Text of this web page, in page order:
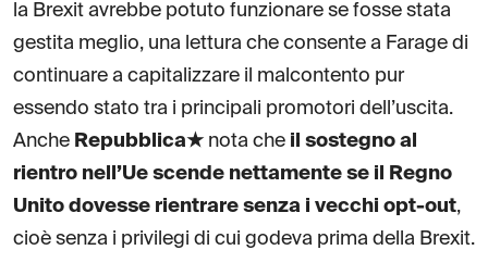
la Brexit avrebbe potuto funzionare se fosse stata
gestita meglio, una lettura che consente a Farage di
continuare a capitalizzare il malcontento pur
essendo stato tra i principali promotori dell’uscita.
Anche Repubblica★ nota che il sostegno al
rientro nell’Ue scende nettamente se il Regno
Unito dovesse rientrare senza i vecchi opt-out,
cioè senza i privilegi di cui godeva prima della Brexit.